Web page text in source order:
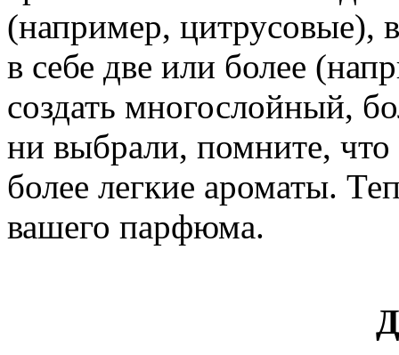
(например, цитрусовые),
в себе две или более
создать многослойный,
ни выбрали, помните, что
более легкие ароматы.
вашего парфюма.